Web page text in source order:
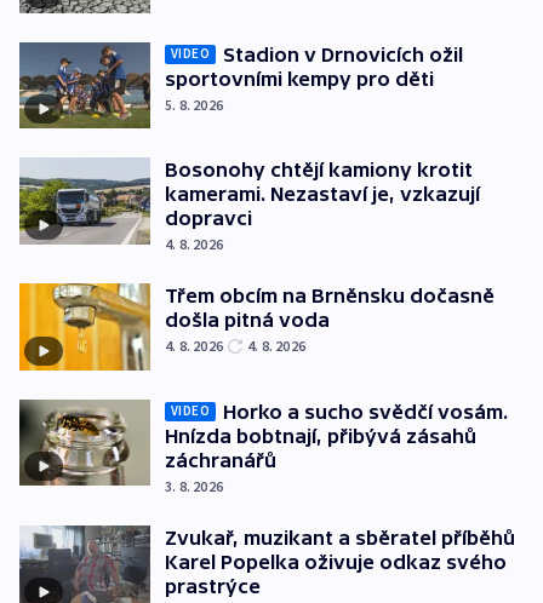
VIDEO
Stadion v Drnovicích ožil
sportovními kempy pro děti
5. 8. 2026
Bosonohy chtějí kamiony krotit
kamerami. Nezastaví je, vzkazují
dopravci
4. 8. 2026
Třem obcím na Brněnsku dočasně
došla pitná voda
4. 8. 2026 4. 8. 2026
VIDEO
Horko a sucho svědčí vosám.
Hnízda bobtnají, přibývá zásahů
záchranářů
3. 8. 2026
Zvukař, muzikant a sběratel příběhů
Karel Popelka oživuje odkaz svého
prastrýce